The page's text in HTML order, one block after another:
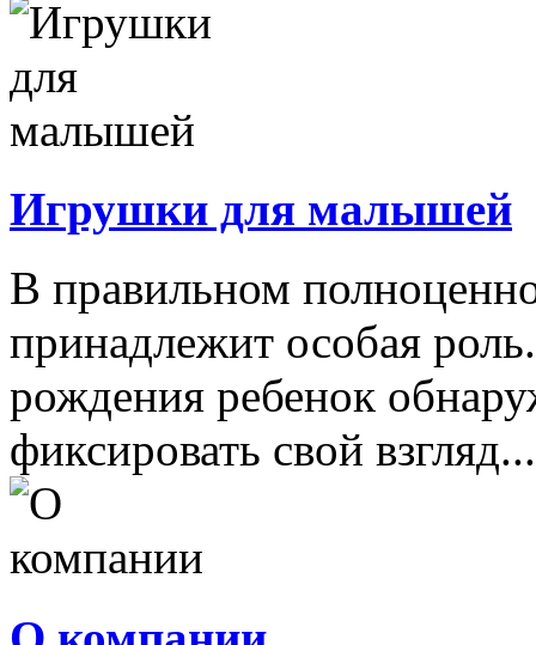
Игрушки для малышей
В правильном
принадлежит особая
рождения ребенок
фиксировать свой взгляд...